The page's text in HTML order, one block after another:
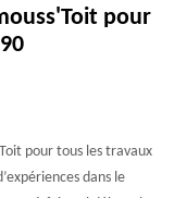
pour
pour tous les travaux
dans le